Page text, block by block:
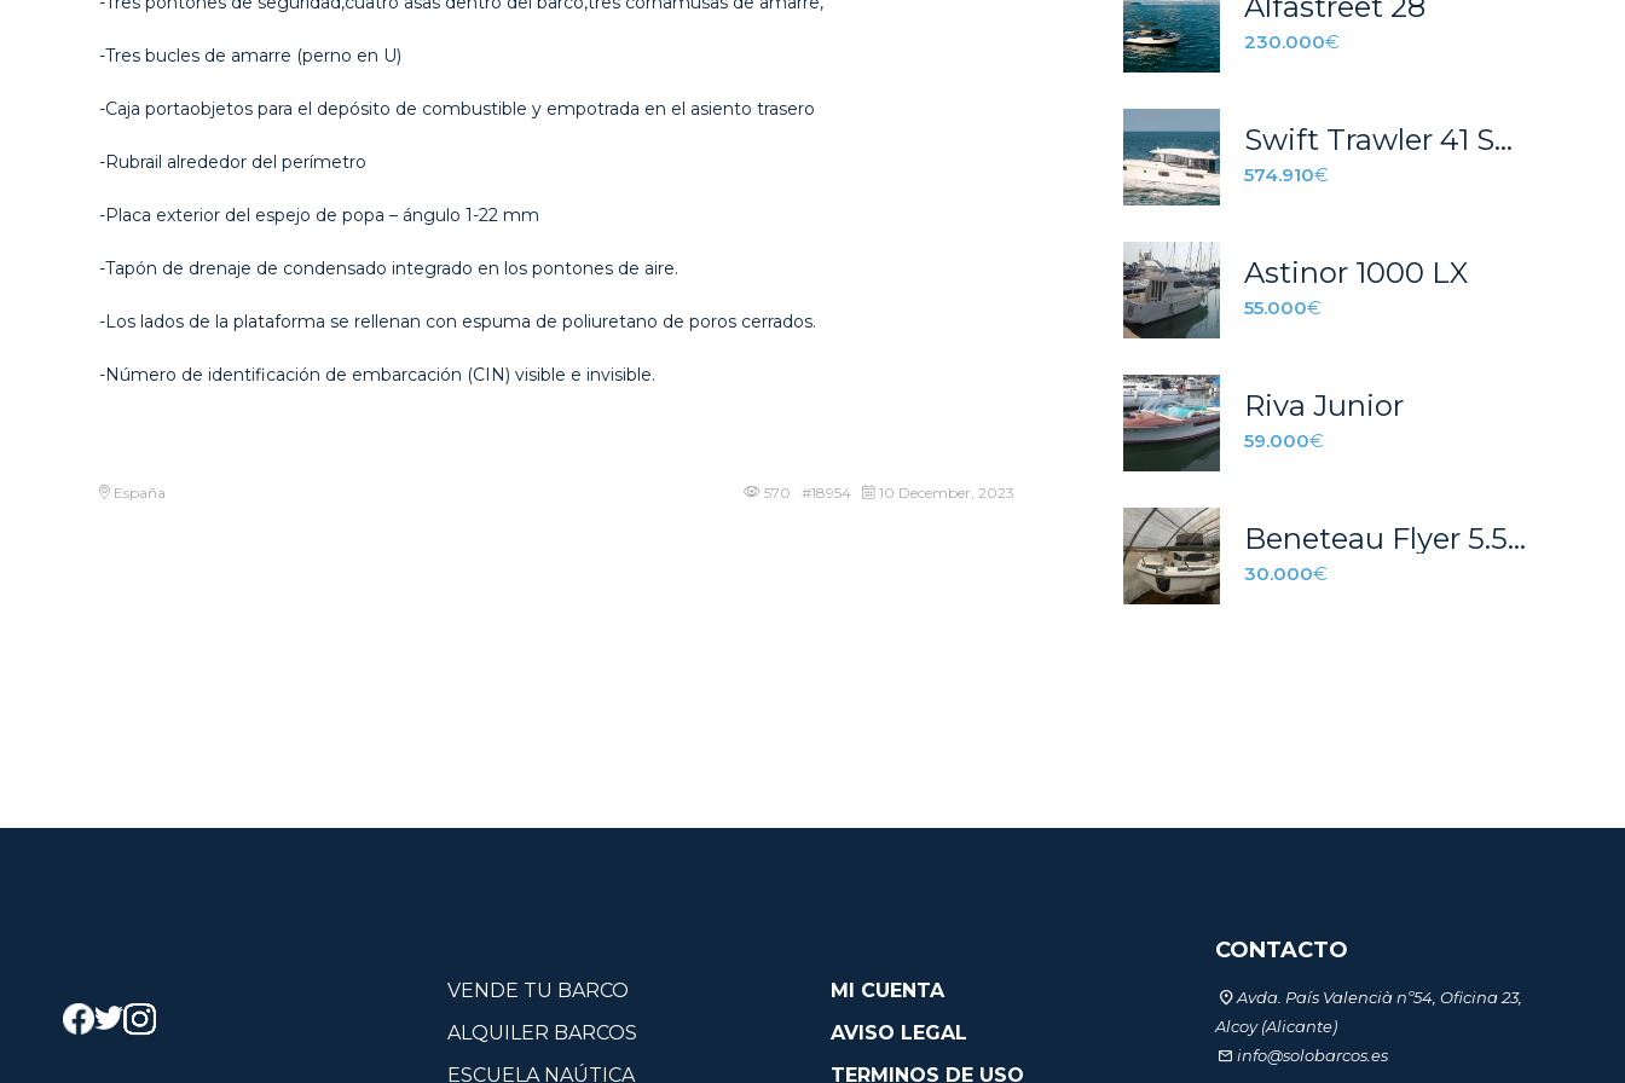
-Tres bucles de amarre (perno en U)
-Caja portaobjetos para el depósito de combustible y empotrada en el asiento trasero
-Rubrail alrededor del perímetro
-Placa exterior del espejo de popa – ángulo 1-22 mm
-Tapón de drenaje de condensado integrado en los pontones de aire.
-Los lados de la plataforma se rellenan con espuma de poliuretano de poros cerrados.
-Número de identificación de embarcación (CIN) visible e invisible.
España 570 #18954 10 December, 2023
230.000€
Swift Trawler 41 Sedan
574.910€
Astinor 1000 LX
55.000€
Riva Junior
59.000€
Beneteau Flyer 5.5 Spacedeck
30.000€
VENDE TU BARCO
ALQUILER BARCOS
ESCUELA NAÚTICA
MI CUENTA
AVISO LEGAL
TERMINOS DE USO
CONTACTO
Avda. País Valencià nº54, Oficina 23,
Alcoy (Alicante)
info@solobarcos.es